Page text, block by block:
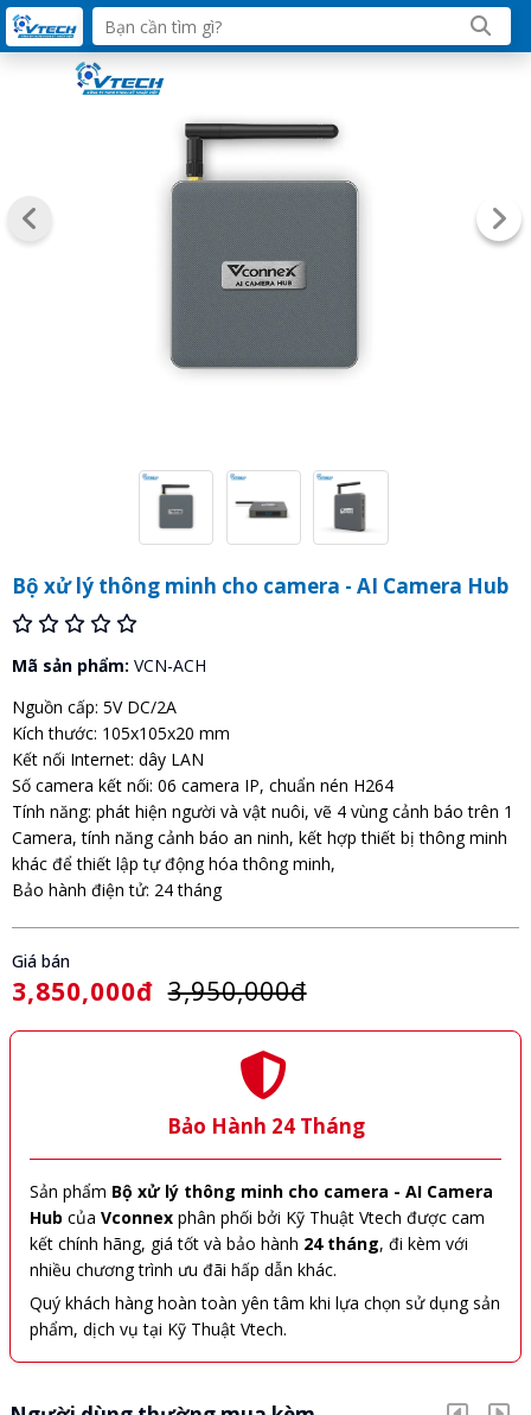
Bộ xử lý thông minh cho camera - AI Camera Hub
Mã sản phẩm: VCN-ACH
Nguồn cấp: 5V DC/2A
Kích thước: 105x105x20 mm
Kết nối Internet: dây LAN
Số camera kết nối: 06 camera IP, chuẩn nén H264
Tính năng: phát hiện người và vật nuôi, vẽ 4 vùng cảnh báo trên 1
Camera, tính năng cảnh báo an ninh, kết hợp thiết bị thông minh
khác để thiết lập tự động hóa thông minh,
Bảo hành điện tử: 24 tháng
Giá bán
3,850,000đ 3,950,000đ
Bảo Hành 24 Tháng
Sản phẩm Bộ xử lý thông minh cho camera - AI Camera
Hub của Vconnex phân phối bởi Kỹ Thuật Vtech được cam
kết chính hãng, giá tốt và bảo hành 24 tháng, đi kèm với
nhiều chương trình ưu đãi hấp dẫn khác.
Quý khách hàng hoàn toàn yên tâm khi lựa chọn sử dụng sản
phẩm, dịch vụ tại Kỹ Thuật Vtech.